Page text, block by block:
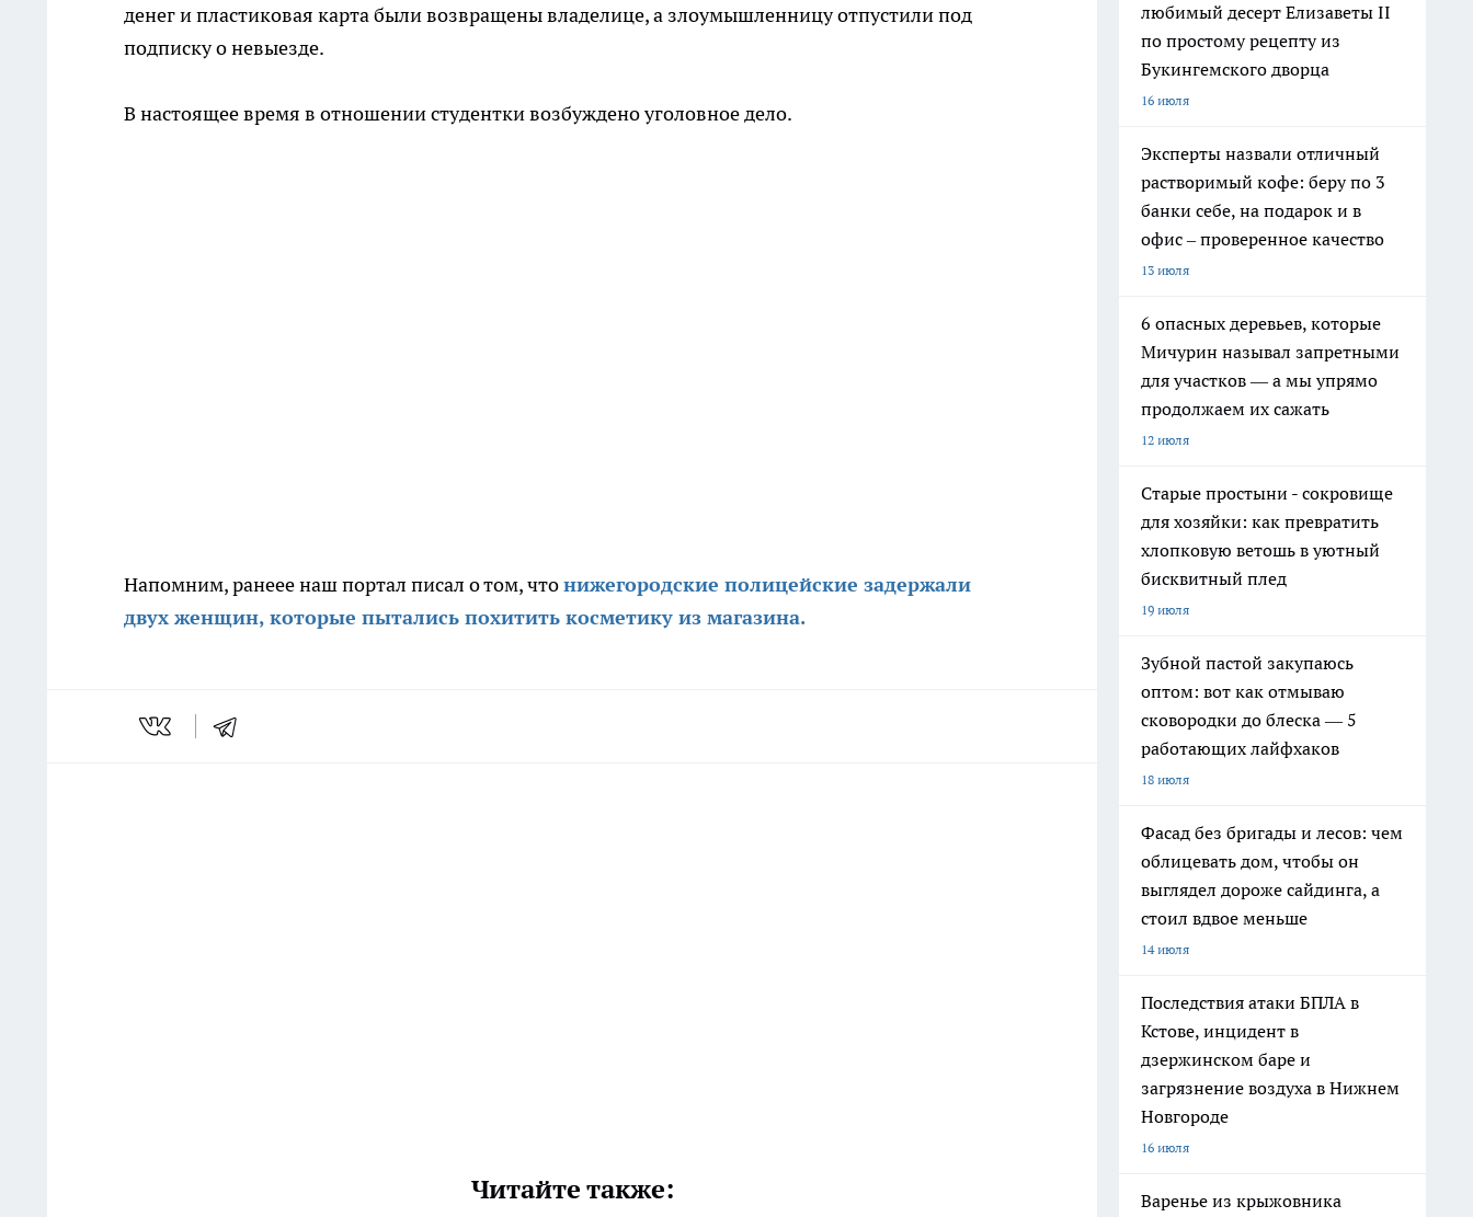
денег и пластиковая карта были возвращены владелице, а злоумышленницу отпустили под
подписку о невыезде.
В настоящее время в отношении студентки возбуждено уголовное дело.
Напомним, ранеее наш портал писал о том, чтонижегородские полицейские задержали
двух женщин, которые пытались похитить косметику из магазина.
Читайте также:
любимый десерт Елизаветы II
по простому рецепту из
Букингемского дворца
16 июля
Эксперты назвали отличный
растворимый кофе: беру по 3
банки себе, на подарок и в
офис – проверенное качество
13 июля
6 опасных деревьев, которые
Мичурин называл запретными
для участков — а мы упрямо
продолжаем их сажать
12 июля
Старые простыни - сокровище
для хозяйки: как превратить
хлопковую ветошь в уютный
бисквитный плед
19 июля
Зубной пастой закупаюсь
оптом: вот как отмываю
сковородки до блеска — 5
работающих лайфхаков
18 июля
Фасад без бригады и лесов: чем
облицевать дом, чтобы он
выглядел дороже сайдинга, а
стоил вдвое меньше
14 июля
Последствия атаки БПЛА в
Кстове, инцидент в
дзержинском баре и
загрязнение воздуха в Нижнем
Новгороде
16 июля
Варенье из крыжовника